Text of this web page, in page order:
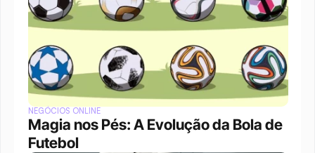
NEGÓCIOS ONLINE
Magia nos Pés: A Evolução da Bola de
Futebol